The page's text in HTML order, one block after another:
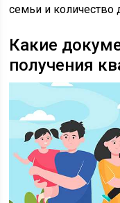
семьи и количество
Какие
получения